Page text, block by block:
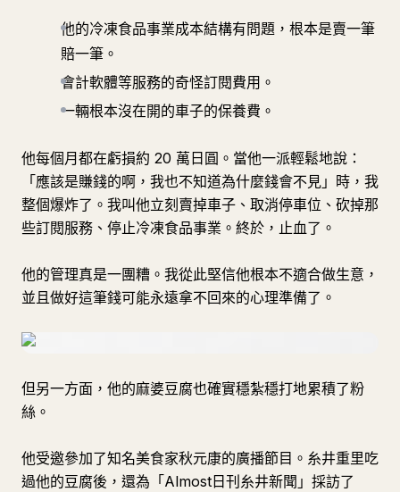
他的冷凍食品事業成本結構有問題，根本是賣一筆
賠一筆。
會計軟體等服務的奇怪訂閱費用。
一輛根本沒在開的車子的保養費。
他每個月都在虧損約 20 萬日圓。當他一派輕鬆地說：
「應該是賺錢的啊，我也不知道為什麼錢會不見」時，我
整個爆炸了。我叫他立刻賣掉車子、取消停車位、砍掉那
些訂閱服務、停止冷凍食品事業。終於，止血了。
他的管理真是一團糟。我從此堅信他根本不適合做生意，
並且做好這筆錢可能永遠拿不回來的心理準備了。
但另一方面，他的麻婆豆腐也確實穩紮穩打地累積了粉
絲。
他受邀參加了知名美食家秋元康的廣播節目。糸井重里吃
過他的豆腐後，還為「Almost日刊糸井新聞」採訪了